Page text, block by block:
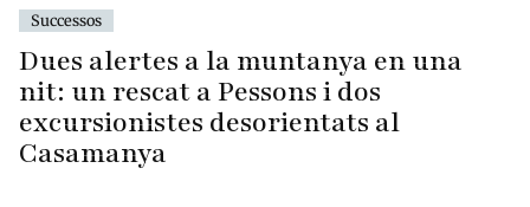
Successos
Dues alertes a la muntanya en una
nit: un rescat a Pessons i dos
excursionistes desorientats al
Casamanya